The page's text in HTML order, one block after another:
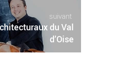
suivant
du Val
d’Oise